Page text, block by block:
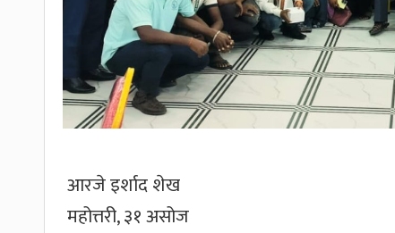
आरजे इर्शाद शेख
महोत्तरी, ३१ असोज